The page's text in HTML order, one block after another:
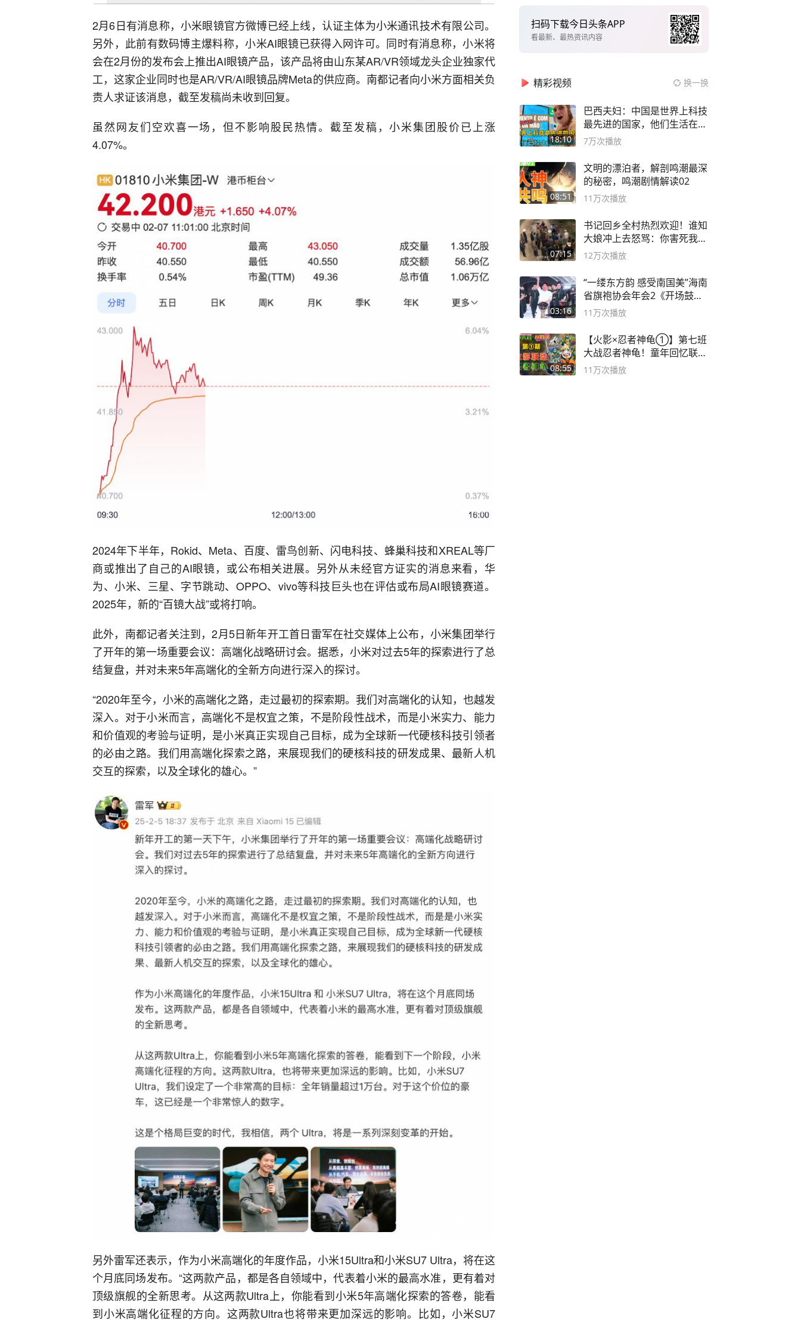
2月6日有消息称，小米眼镜官方微博已经上线，认证主体为小米通讯技术有限公司。
另外，此前有数码博主爆料称，小米AI眼镜已获得入网许可。同时有消息称，小米将
会在2月份的发布会上推出AI眼镜产品，该产品将由山东某AR/VR领域龙头企业独家代
工，这家企业同时也是AR/VR/AI眼镜品牌Meta的供应商。南都记者向小米方面相关负
责人求证该消息，截至发稿尚未收到回复。
虽然网友们空欢喜一场，但不影响股民热情。截至发稿，小米集团股价已上涨
4.07%。
2024年下半年，Rokid、Meta、百度、雷鸟创新、闪电科技、蜂巢科技和XREAL等厂
商或推出了自己的AI眼镜，或公布相关进展。另外从未经官方证实的消息来看，华
为、小米、三星、字节跳动、OPPO、vivo等科技巨头也在评估或布局AI眼镜赛道。
2025年，新的“百镜大战”或将打响。
此外，南都记者关注到，2月5日新年开工首日雷军在社交媒体上公布，小米集团举行
了开年的第一场重要会议：高端化战略研讨会。据悉，小米对过去5年的探索进行了总
结复盘，并对未来5年高端化的全新方向进行深入的探讨。
“2020年至今，小米的高端化之路，走过最初的探索期。我们对高端化的认知，也越发
深入。对于小米而言，高端化不是权宜之策，不是阶段性战术，而是小米实力、能力
和价值观的考验与证明，是小米真正实现自己目标，成为全球新一代硬核科技引领者
的必由之路。我们用高端化探索之路，来展现我们的硬核科技的研发成果、最新人机
交互的探索，以及全球化的雄心。”
另外雷军还表示，作为小米高端化的年度作品，小米15Ultra和小米SU7 Ultra，将在这
个月底同场发布。“这两款产品，都是各自领域中，代表着小米的最高水准，更有着对
顶级旗舰的全新思考。从这两款Ultra上，你能看到小米5年高端化探索的答卷，能看
到小米高端化征程的方向。这两款Ultra也将带来更加深远的影响。比如，小米SU7
扫码下载今日头条APP
看最新、最热资讯内容
精彩视频 换一换
18:10
巴西夫妇：中国是世界上科技
最先进的国家，他们生活在
2999年
7万次播放
08:51
文明的漂泊者，解剖鸣潮最深
的秘密，鸣潮剧情解读02
11万次播放
07:15
书记回乡全村热烈欢迎！谁知
大娘冲上去怒骂：你害死我儿
子
12万次播放
03:16
“一缕东方韵 感受南国美”海南
省旗袍协会年会2《开场鼓》
二团
11万次播放
08:55
【火影×忍者神龟①】第七班
大战忍者神龟！童年回忆联动
论武？
11万次播放